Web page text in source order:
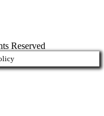
Reserved